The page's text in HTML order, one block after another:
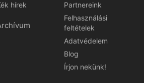
hírek
Partnereink
Felhasználási
feltételek
Adatvédelem
Blog
Írjon nekünk!